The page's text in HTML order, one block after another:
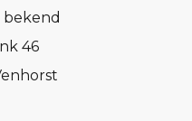
bekend
46